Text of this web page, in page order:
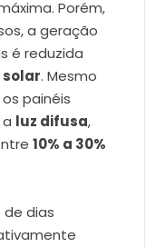
Porém,
a geração
é reduzida
. Mesmo
painéis
luz difusa,
10% a 30%
dias